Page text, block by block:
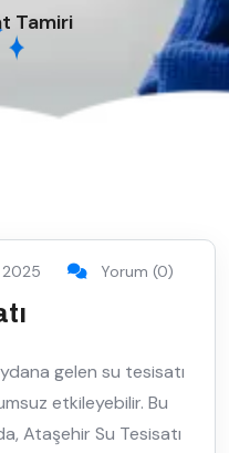
Tamiri
Yorum (0)
gelen su tesisatı
etkileyebilir. Bu
Ataşehir Su Tesisatı